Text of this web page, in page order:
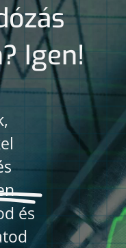
Igen!
és